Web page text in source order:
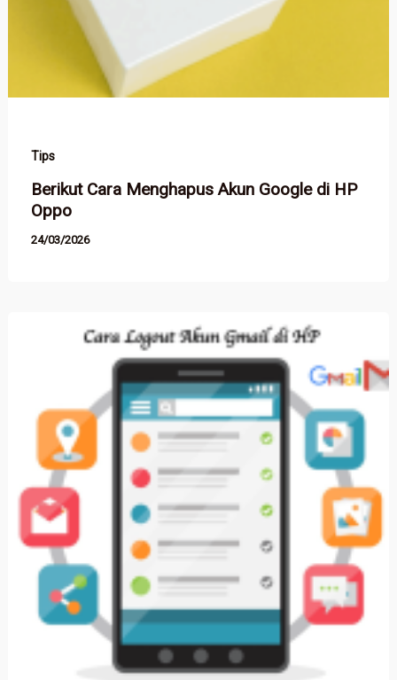
Tips
Berikut Cara Menghapus Akun Google di HP
Oppo
24/03/2026